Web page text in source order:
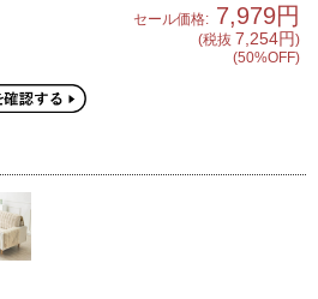
セール価格: 7,979円
(税抜 7,254円)
(50%OFF)